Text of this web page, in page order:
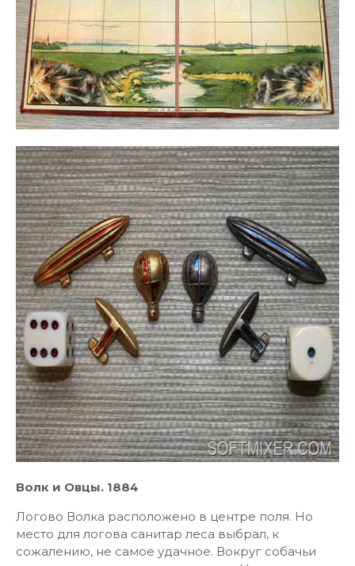
Волк и Овцы. 1884
Логово Волка расположено в центре поля. Но
место для логова санитар леса выбрал, к
сожалению, не самое удачное. Вокруг собачьи